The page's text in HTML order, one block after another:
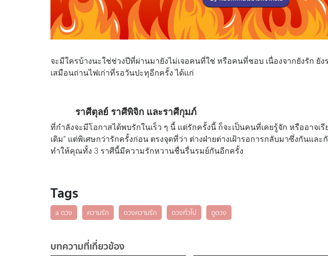
จะมีใครบ้างนะใช่ช่วงปีที่ผ่านมายังไม่เจอคนที่ใช่ หรือคนที่ชอบ เนื่องจากยังรัก ยัง
เสมือนถ่านไฟเก่าที่รอวันปะทุอีกครั้ง ได้แก่
ราศีตุลย์ ราศีพิจิก และราศีกุมภ์
ที่กำลังจะมีโอกาสได้พบรักในเร็ว ๆ นี้ แต่รักครั้งนี้ ก็จะเป็นคนที่เคยรู้จัก หรืออาจเรี
เดิม” แต่พิเศษกว่ารักครั้งก่อน ตรงจุดที่ว่า ต่างฝ่ายต่างเฝ้ารอการกลับมาซึ่งกันแล
ทำให้คุณทั้ง 3 ราศีนี้มีความรักหวานชื่นรื่นรมย์กันอีกครั้ง
Tags
a ดวง ความรัก ดวงความรัก ดวงทั่วไป ดูดวง
บทความที่เกี่ยวข้อง